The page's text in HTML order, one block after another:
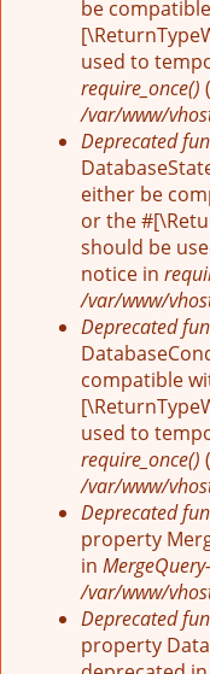
be
used to
require_once()
/var/www/
Deprecated
either be
or the
should be
notice in
/var/www/
Deprecated
compatible
used to
require_once()
/var/www/
Deprecated
property
in
/var/www/
Deprecated
property